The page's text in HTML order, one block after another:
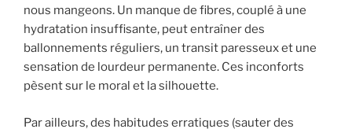
nous mangeons. Un manque de fibres, couplé à une
hydratation insuffisante, peut entraîner des
ballonnements réguliers, un transit paresseux et une
sensation de lourdeur permanente. Ces inconforts
pèsent sur le moral et la silhouette.
Par ailleurs, des habitudes erratiques (sauter des